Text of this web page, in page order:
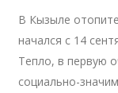
В Кызыле
начался с 14
Тепло, в первую
социально-